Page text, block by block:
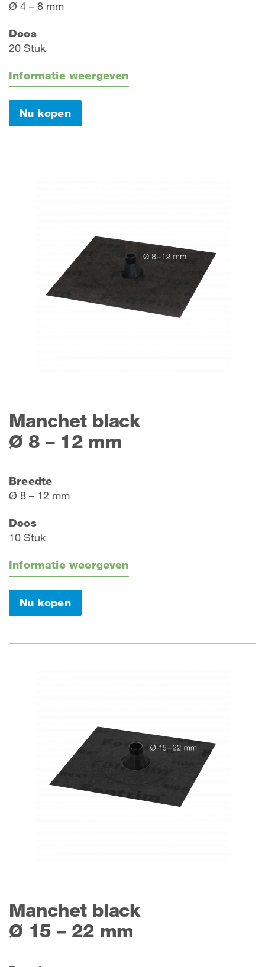
Ø 4 – 8 mm
Doos
20 Stuk
Informatie weergeven
Nu kopen
Manchet black
Ø 8 – 12 mm
Breedte
Ø 8 – 12 mm
Doos
10 Stuk
Informatie weergeven
Nu kopen
Manchet black
Ø 15 – 22 mm